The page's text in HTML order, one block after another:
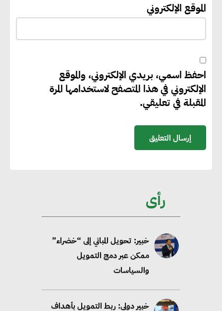
الموقع الإلكتروني
احفظ اسمي، بريدي الإلكتروني، والموقع
الإلكتروني في هذا المتصفح لاستخدامها المرة
المقبلة في تعليقي.
رأى
مليون جنيه إسترليني لدعم توسع
المتجددة
جوجل تعلن إضافة 12 جيجاوات
من الطاقة النظيفة وتجنب انبعاث
أكسيد الكربون
2035
خبير: تحويل المباني إلى “خضراء”
ممكن عبر دمج التمويل
والسياسات
خبير دولي: ربط التمويل بأهداف